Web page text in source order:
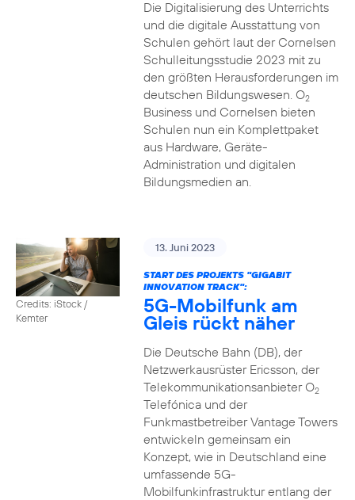
Die Digitalisierung des Unterrichts
und die digitale Ausstattung von
Schulen gehört laut der Cornelsen
Schulleitungsstudie 2023 mit zu
den größten Herausforderungen im
deutschen Bildungswesen. O2
Business und Cornelsen bieten
Schulen nun ein Komplettpaket
aus Hardware, Geräte-
Administration und digitalen
Bildungsmedien an.
Credits: iStock /
Kemter
13. Juni 2023
START DES PROJEKTS "GIGABIT
INNOVATION TRACK":
5G-Mobilfunk am
Gleis rückt näher
Die Deutsche Bahn (DB), der
Netzwerkausrüster Ericsson, der
Telekommunikationsanbieter O2
Telefónica und der
Funkmastbetreiber Vantage Towers
entwickeln gemeinsam ein
Konzept, wie in Deutschland eine
umfassende 5G-
Mobilfunkinfrastruktur entlang der